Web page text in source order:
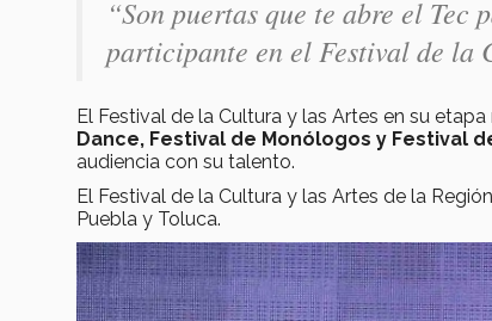
“Son puertas que te abre el
participante en el Festival de la
El Festival de la Cultura y las Artes en su
Dance, Festival de Monólogos y Festival
audiencia con su talento.
El Festival de la Cultura y las Artes de la
Puebla y Toluca.